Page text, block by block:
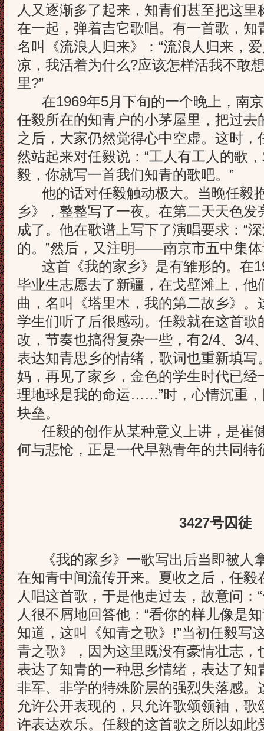
人又逐渐多了起来，知青们甚至把这里
在一起，弹着吉它歌唱。有一首歌，知
名叫《流浪人归来》：“流浪人归来，
凉，我活着为什么?应该怎样活我不敢
里?”
在1969年5月下旬的一个晚上，南京
任毅所在的知青户的小茅屋里，把过去
之后，大家仍然觉得心中空虚。这时
然站起来对任毅说：“工人有工人的歌
毅，你就写一首我们知青的歌吧。”
他的话对任毅触动极大。当晚任毅
乡》，整整写了一夜。在第二天天色
成了。他在歌谱上写下了演唱要求：“
的。”然后，又注明——南京市五中集
这首《我的家乡》是有雏形的。在
毕业生志愿去了新疆，在戈壁滩上，他
曲，名叫《塔里木，我的第二故乡》
学生们听了后很感动。任毅就在这首歌
改，节奏也搞得复杂一些，有2/4、3/4
表达知青思乡的情绪，歌词也重新填写
妈，再见了家乡，金色的学生时代已
理地球是我的命运……”时，心情沉重
块垒。
任毅的创作从某种意义上讲，是崔
何与悲怆，正是一代早熟青年的共同特
3427号囚徒
《我的家乡》一歌写出后当即被人
在知青中间流传开来。夏收之后，任毅
人唱这首歌，于是他走过去，故意问：
人很不屑地回答他：“看你的样儿像是
知道，这叫《知青之歌》!”当初任毅写
青之歌》，因为这里既没有豪情壮志，
表达了知青的一种思乡情绪，表达了知
非军、非学的特殊阶层的强烈失落感。
允许公开表现的，只允许歌颂领袖，歌
许表达欢乐。任毅的这首歌之所以如此